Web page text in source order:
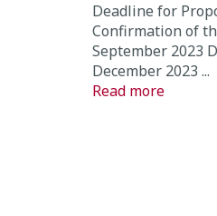
Deadline for
Confirmation of
September 2023
December 2023 ...
Read more